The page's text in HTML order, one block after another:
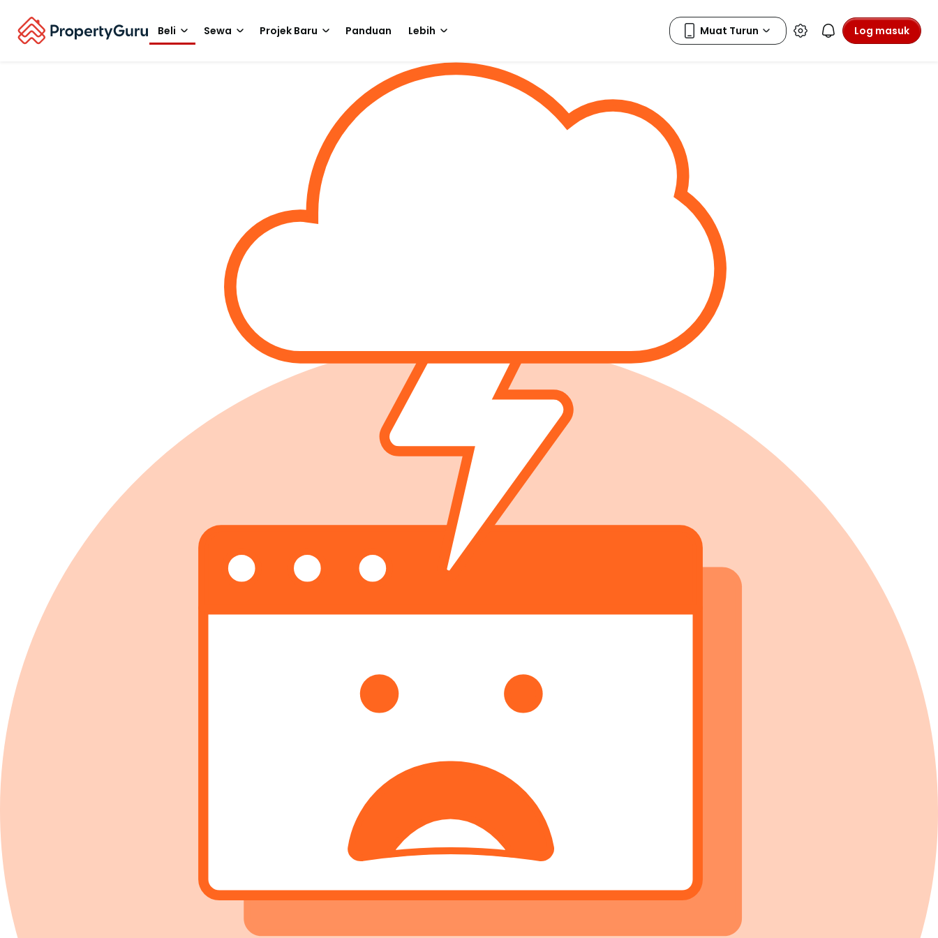
Beli Sewa Projek Baru Panduan Lebih Log masuk